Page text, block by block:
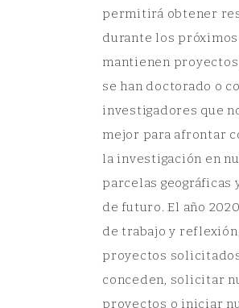
permitirá obtener
durante los próximos
mantienen
se han doctorado o
investigadores que
mejor para afrontar
la investigación en
parcelas geográficas
de futuro. El año
de trabajo y
proyectos
conceden, solicitar
proyectos o iniciar